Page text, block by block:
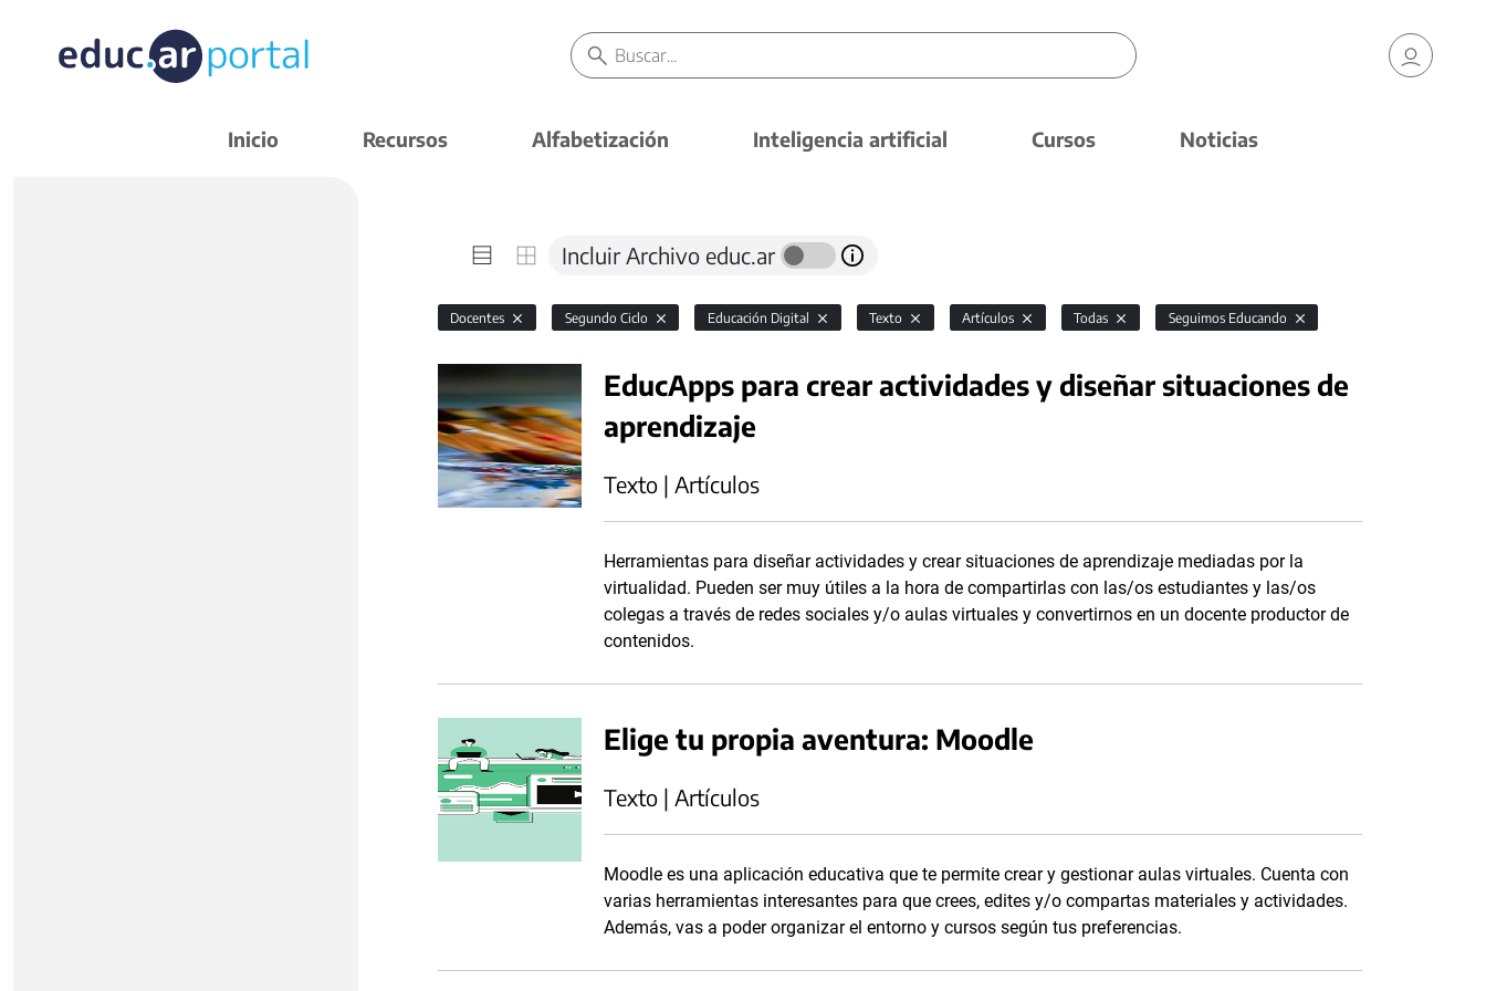
Inicio Recursos Alfabetización Inteligencia artificial Cursos Noticias
Incluir Archivo educ.ar
Docentes Segundo Ciclo Educación Digital Texto Artículos Todas Seguimos Educando
EducApps para crear actividades y diseñar situaciones de
aprendizaje
Texto | Artículos
Herramientas para diseñar actividades y crear situaciones de aprendizaje mediadas por la
virtualidad. Pueden ser muy útiles a la hora de compartirlas con las/os estudiantes y las/os
colegas a través de redes sociales y/o aulas virtuales y convertirnos en un docente productor de
contenidos.
Elige tu propia aventura: Moodle
Texto | Artículos
Moodle es una aplicación educativa que te permite crear y gestionar aulas virtuales. Cuenta con
varias herramientas interesantes para que crees, edites y/o compartas materiales y actividades.
Además, vas a poder organizar el entorno y cursos según tus preferencias.